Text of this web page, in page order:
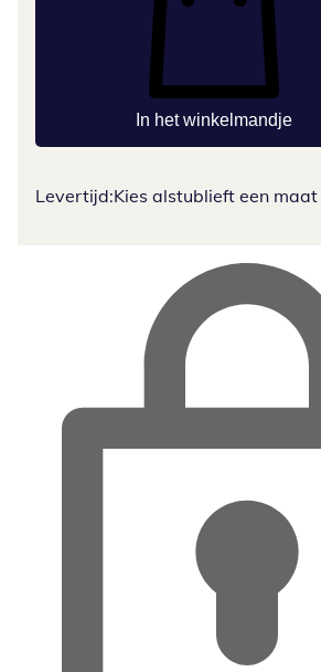
In het winkelmandje
Levertijd:Kies alstublieft een maat